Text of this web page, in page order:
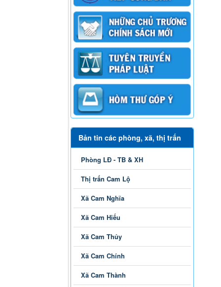
Bản tin các phòng, xã, thị trấn
Phòng LĐ - TB & XH
Thị trấn Cam Lộ
Xã Cam Nghĩa
Xã Cam Hiếu
Xã Cam Thủy
Xã Cam Chính
Xã Cam Thành